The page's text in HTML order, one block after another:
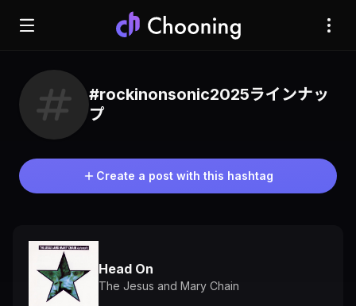
#rockinonsonic2025ラインナッ
プ
Create a post with this hashtag
Head On
The Jesus and Mary Chain